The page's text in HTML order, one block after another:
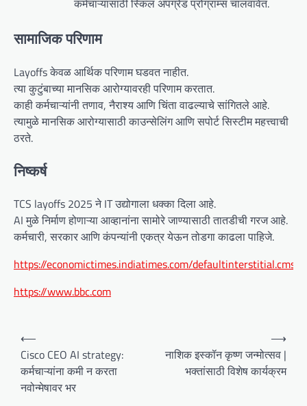
कर्मचाऱ्यांसाठी स्किल अपग्रेड प्रोग्राम्स चालवावेत.
सामाजिक परिणाम
Layoffs केवळ आर्थिक परिणाम घडवत नाहीत.
त्या कुटुंबाच्या मानसिक आरोग्यावरही परिणाम करतात.
काही कर्मचाऱ्यांनी तणाव, नैराश्य आणि चिंता वाढल्याचे सांगितले आहे.
त्यामुळे मानसिक आरोग्यासाठी काउन्सेलिंग आणि सपोर्ट सिस्टीम महत्त्वाची
ठरते.
निष्कर्ष
TCS layoffs 2025 ने IT उद्योगाला धक्का दिला आहे.
AI मुळे निर्माण होणाऱ्या आव्हानांना सामोरे जाण्यासाठी तातडीची गरज आहे.
कर्मचारी, सरकार आणि कंपन्यांनी एकत्र येऊन तोडगा काढला पाहिजे.
https://economictimes.indiatimes.com/defaultinterstitial.cms
https://www.bbc.com
⟵
Cisco CEO AI strategy:
कर्मचाऱ्यांना कमी न करता
नवोन्मेषावर भर
नाशिक इस्कॉन कृष्ण जन्मोत्सव |
भक्तांसाठी विशेष कार्यक्रम
⟶